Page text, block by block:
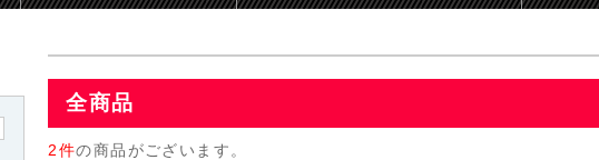
全商品
2件の商品がございます。